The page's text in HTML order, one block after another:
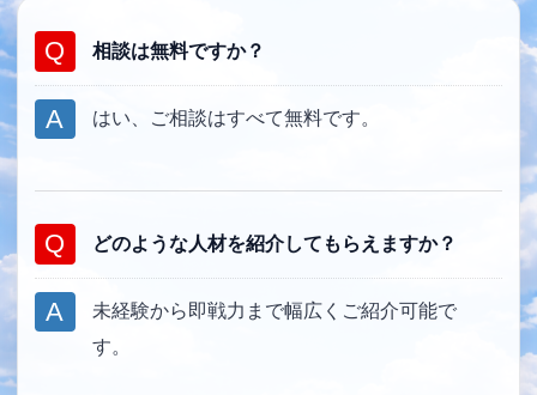
相談は無料ですか？
はい、ご相談はすべて無料です。
どのような人材を紹介してもらえますか？
未経験から即戦力まで幅広くご紹介可能で
す。